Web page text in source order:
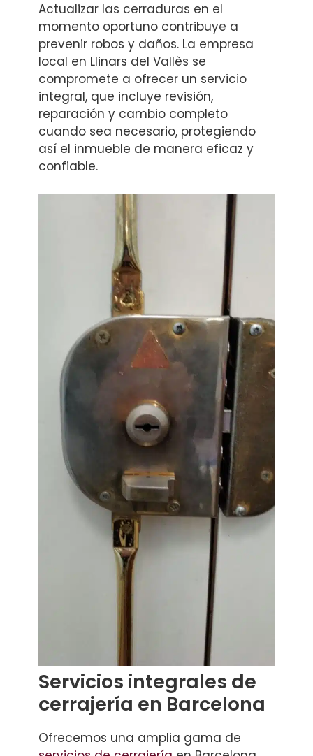
Actualizar las cerraduras en el
momento oportuno contribuye a
prevenir robos y daños. La empresa
local en Llinars del Vallès se
compromete a ofrecer un servicio
integral, que incluye revisión,
reparación y cambio completo
cuando sea necesario, protegiendo
así el inmueble de manera eficaz y
confiable.
Servicios integrales de
cerrajería en Barcelona
Ofrecemos una amplia gama de